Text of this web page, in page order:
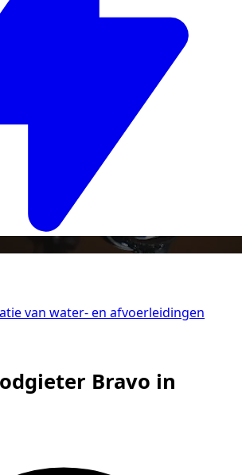
van water- en afvoerleidingen
Bravo in